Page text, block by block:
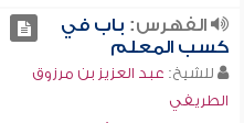
الفهرس: باب في
كسب المعلم
للشيخ: عبد العزيز بن مرزوق
الطريفي